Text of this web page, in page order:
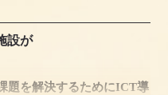
設が
題を解決するためにICT導